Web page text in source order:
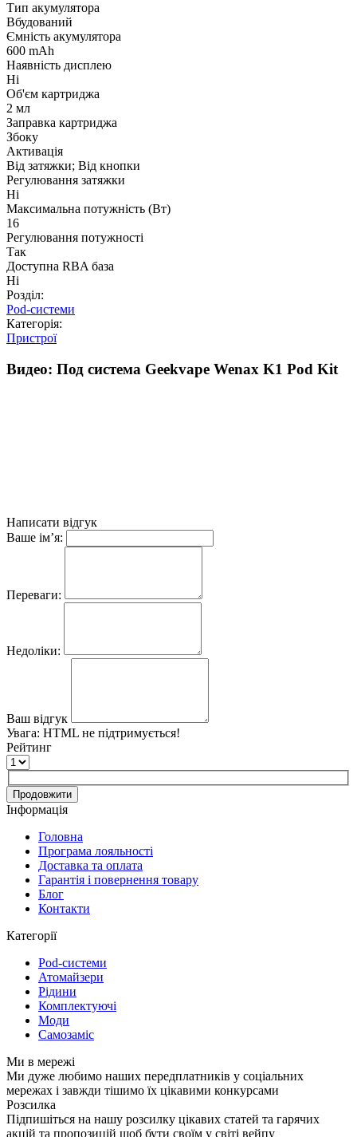
Тип акумулятора
Вбудований
Ємність акумулятора
600 mAh
Наявність дисплею
Ні
Об'єм картриджа
2 мл
Заправка картриджа
Збоку
Активація
Від затяжки; Від кнопки
Регулювання затяжки
Ні
Максимальна потужність (Вт)
16
Регулювання потужності
Так
Доступна RBA база
Ні
Розділ:
Pod-системи
Категорія:
Пристрої
Видео: Под система Geekvape Wenax K1 Pod Kit
Написати відгук
Ваше ім’я:
Переваги:
Недоліки:
Ваш відгук
Увага: HTML не підтримується!
Рейтинг
Продовжити
Інформація
Головна
Програма лояльності
Доставка та оплата
Гарантія і повернення товару
Блог
Контакти
Категорії
Pod-системи
Атомайзери
Рідини
Комплектуючі
Моди
Самозаміс
Ми в мережі
Ми дуже любимо наших передплатників у соціальних
мережах і завжди тішимо їх цікавими конкурсами
Розсилка
Підпишіться на нашу розсилку цікавих статей та гарячих
акцій та пропозицій щоб бути своїм у світі вейпу